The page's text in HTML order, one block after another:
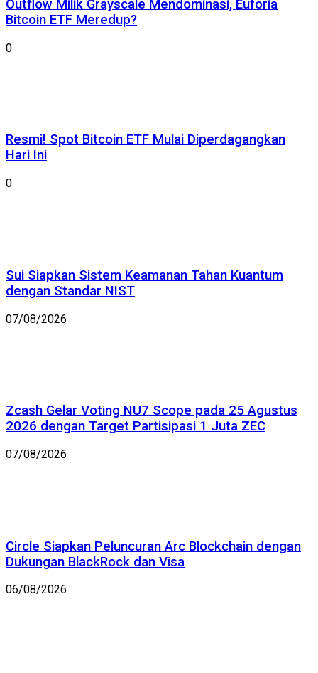
Outflow Milik Grayscale Mendominasi, Euforia
Bitcoin ETF Meredup?
0
Resmi! Spot Bitcoin ETF Mulai Diperdagangkan
Hari Ini
0
Sui Siapkan Sistem Keamanan Tahan Kuantum
dengan Standar NIST
07/08/2026
Zcash Gelar Voting NU7 Scope pada 25 Agustus
2026 dengan Target Partisipasi 1 Juta ZEC
07/08/2026
Circle Siapkan Peluncuran Arc Blockchain dengan
Dukungan BlackRock dan Visa
06/08/2026